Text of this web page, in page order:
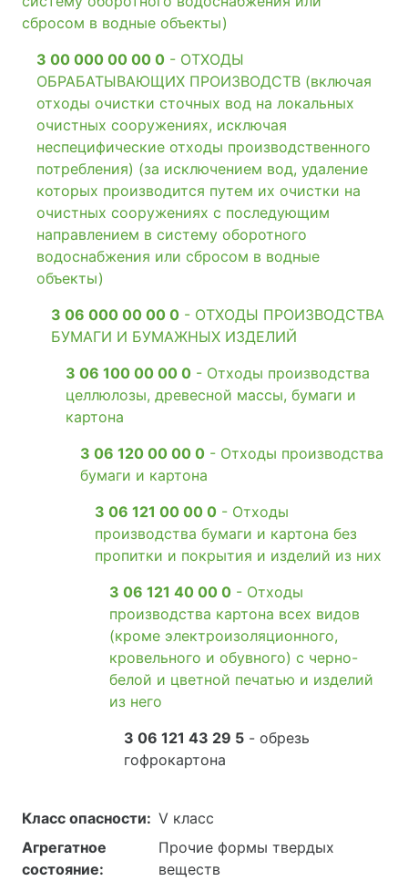
сбросом в водные объекты)
3 00 000 00 00 0 - ОТХОДЫ
ОБРАБАТЫВАЮЩИХ ПРОИЗВОДСТВ (включая
отходы очистки сточных вод на локальных
очистных сооружениях, исключая
неспецифические отходы производственного
потребления) (за исключением вод, удаление
которых производится путем их очистки на
очистных сооружениях с последующим
направлением в систему оборотного
водоснабжения или сбросом в водные
объекты)
3 06 000 00 00 0 - ОТХОДЫ ПРОИЗВОДСТВА
БУМАГИ И БУМАЖНЫХ ИЗДЕЛИЙ
3 06 100 00 00 0 - Отходы производства
целлюлозы, древесной массы, бумаги и
картона
3 06 120 00 00 0 - Отходы производства
бумаги и картона
3 06 121 00 00 0 - Отходы
производства бумаги и картона без
пропитки и покрытия и изделий из них
3 06 121 40 00 0 - Отходы
производства картона всех видов
(кроме электроизоляционного,
кровельного и обувного) с черно-
белой и цветной печатью и изделий
из него
3 06 121 43 29 5 - обрезь
гофрокартона
Класс опасности: V класс
Агрегатное
состояние:
Прочие формы твердых
веществ